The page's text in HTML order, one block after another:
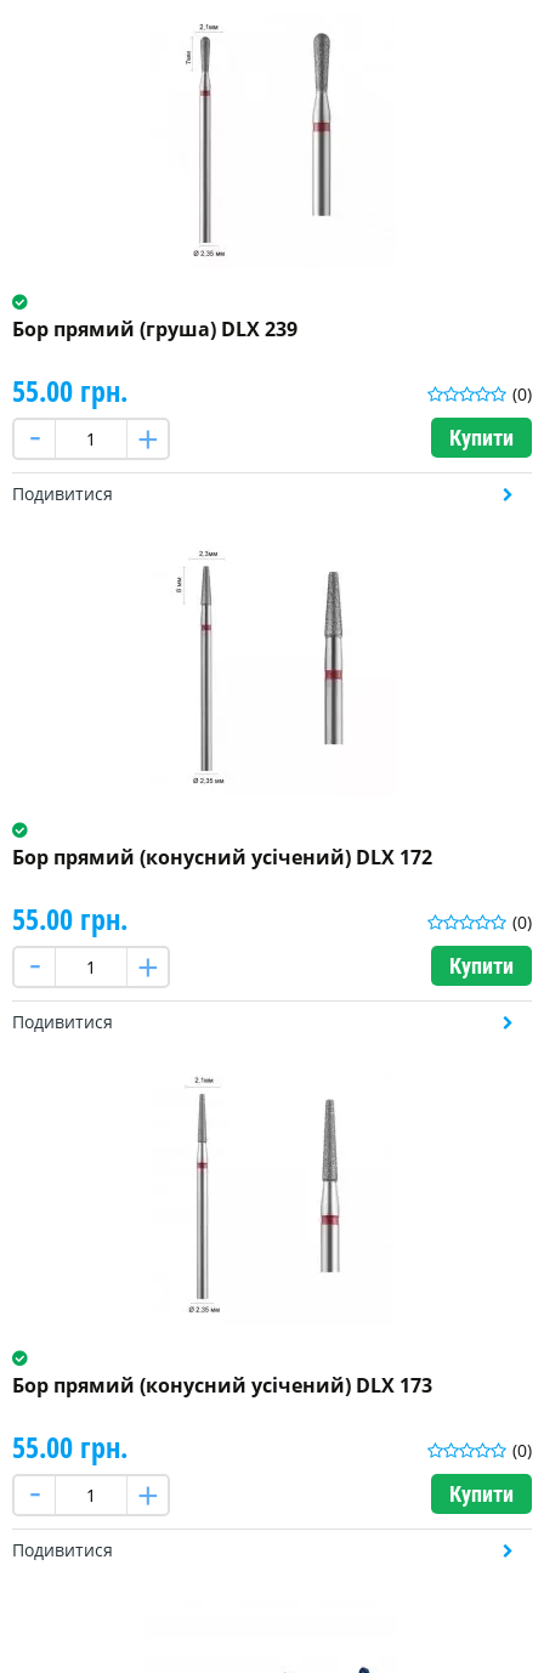
Бор прямий (груша) DLX 239
(0)
55.00 грн.
Купити
Подивитися
Бор прямий (конусний усічений) DLX 172
(0)
55.00 грн.
Купити
Подивитися
Бор прямий (конусний усічений) DLX 173
(0)
55.00 грн.
Купити
Подивитися